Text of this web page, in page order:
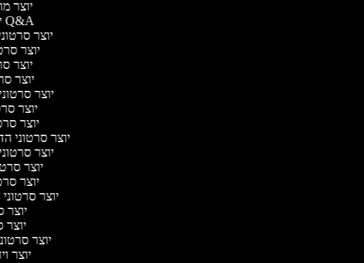
יוצר
יוצר סרטוני Q&A
יוצר
יוצר
יוצר
יוצר
יוצר
יוצר
יוצר
יוצר סרטוני
יוצר
יוצר
יוצר
יוצר
יוצר
יוצר
יוצר
יוצר